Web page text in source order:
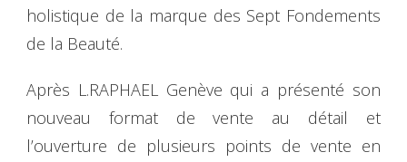
holistique de la marque des Sept Fondements
de la Beauté.
Après L.RAPHAEL Genève qui a présenté son
nouveau format de vente au détail et
l’ouverture de plusieurs points de vente en